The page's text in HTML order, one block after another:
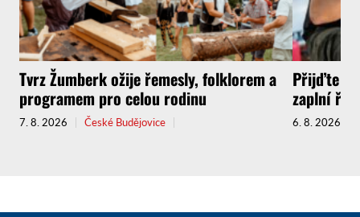
Tvrz Žumberk ožije řemesly, folklorem a
programem pro celou rodinu
7. 8. 2026 České Budějovice
Přijďte
zaplní
6. 8. 2026